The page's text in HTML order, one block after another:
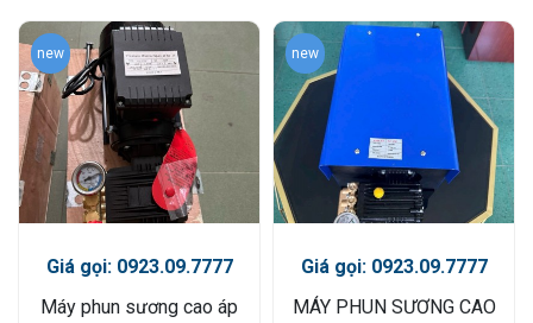
new
Giá gọi: 0923.09.7777
Máy phun sương cao áp
new
Giá gọi: 0923.09.7777
MÁY PHUN SƯƠNG CAO